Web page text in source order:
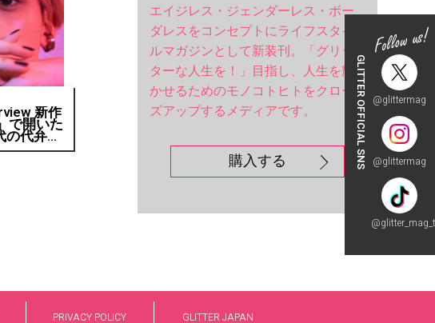
GLITTER OFFICIAL SNS @glittermag
@glittermag
新作
で開いた
代弁者
エイジレス・ジェンダーレス・ボー
ダレスをコンセプトにライフスタイ
ルマガジンとして新装刊。「グリッ
ターな人生を！」目指し、人生を輝
かせるためのモノコトヒトをクロー
ズアップするメディアです。
購入する
PRIVACY POLICY GLITTER JAPAN